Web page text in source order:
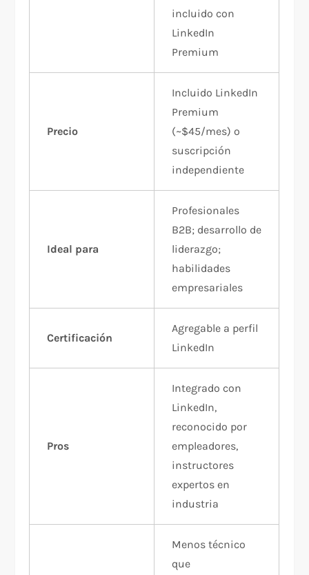
incluido con
LinkedIn
Premium
Precio
Incluido LinkedIn
Premium
(~$45/mes) o
suscripción
independiente
Ideal para
Profesionales
B2B; desarrollo de
liderazgo;
habilidades
empresariales
Certificación
Agregable a perfil
LinkedIn
Pros
Integrado con
LinkedIn,
reconocido por
empleadores,
instructores
expertos en
industria
Menos técnico
que